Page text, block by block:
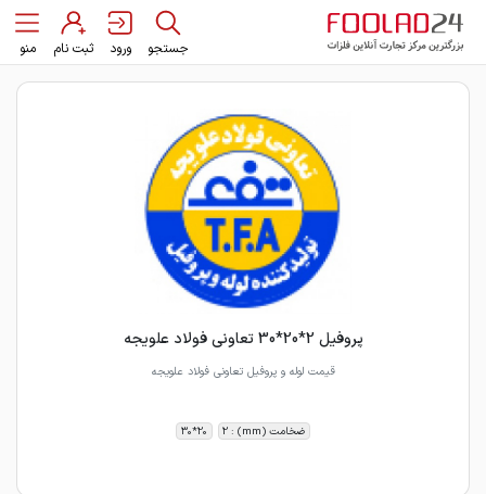
جستجو ورود ثبت نام منو
پروفیل 2*20*30 تعاونی فولاد علویجه
قیمت لوله و پروفیل تعاونی فولاد علویجه
ضخامت (mm) : 2 20*30